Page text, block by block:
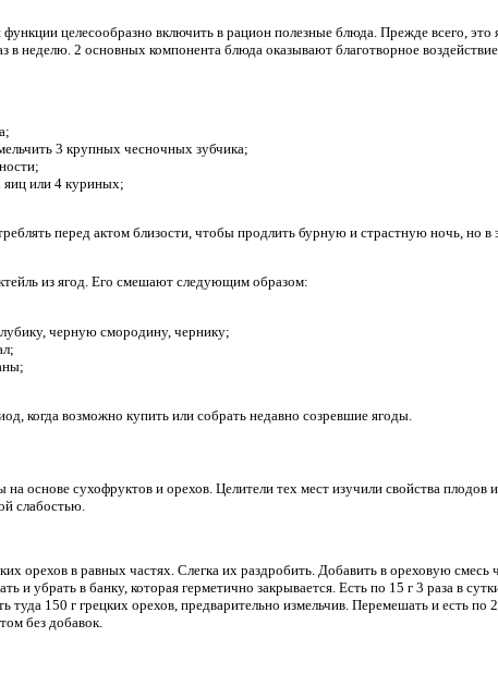
целесообразно включить в рацион полезные блюда. Прежде всего, это
в неделю. 2 основных компонента блюда оказывают благотворное
3 крупных чесночных зубчика;
яиц или 4 куриных;
перед актом близости, чтобы продлить бурную и страстную ночь, но в
из ягод. Его смешают следующим образом:
черную смородину, чернику;
когда возможно купить или собрать недавно созревшие ягоды.
основе сухофруктов и орехов. Целители тех мест изучили свойства плодов
слабостью.
орехов в равных частях. Слегка их раздробить. Добавить в ореховую смесь
и убрать в банку, которая герметично закрывается. Есть по 15 г 3 раза в
туда 150 г грецких орехов, предварительно измельчив. Перемешать и есть по
без добавок.